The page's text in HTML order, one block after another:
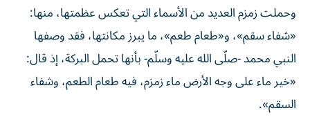
وحملت زمزم العديد من الأسماء التي تعكس عظمتها، منها:
«شفاء سقم»، و«طعام طعم»، ما يبرز مكانتها، فقد وصفها
النبي محمد -صلّى الله عليه وسلّم- بأنها تحمل البركة، إذ قال:
«خير ماء على وجه الأرض ماء زمزم، فيه طعام الطعم، وشفاء
السقم».